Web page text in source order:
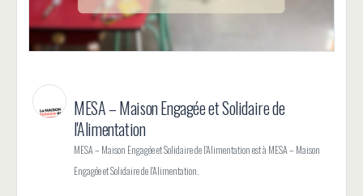
MESA – Maison Engagée et Solidaire de
l'Alimentation
MESA – Maison Engagée et Solidaire de l'Alimentation est à MESA – Maison
Engagée et Solidaire de l'Alimentation.